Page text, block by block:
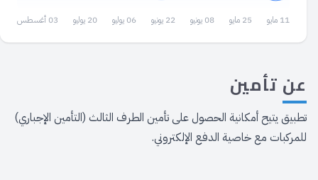
عن تأمين
تطبيق يتيح أمكانية الحصول على تأمين الطرف الثالث (التأمين الإجباري)
للمركبات مع خاصية الدفع الإلكتروني.
11 مايو 25 مايو 08 يونيو 22 يونيو 06 يوليو 20 يوليو 03 أغسطس